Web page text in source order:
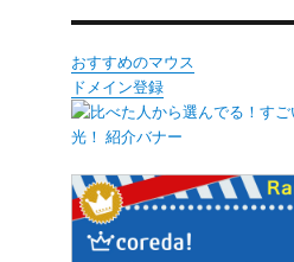
おすすめのマウス
ドメイン登録